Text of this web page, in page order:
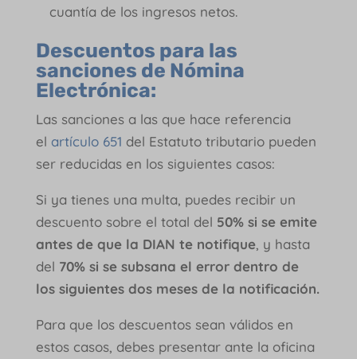
cuantía de los ingresos netos.
Descuentos para las
sanciones de Nómina
Electrónica:
Las sanciones a las que hace referencia
el artículo 651 del Estatuto tributario pueden
ser reducidas en los siguientes casos:
Si ya tienes una multa, puedes recibir un
descuento sobre el total del 50% si se emite
antes de que la DIAN te notifique, y hasta
del 70% si se subsana el error dentro de
los siguientes dos meses de la notificación.
Para que los descuentos sean válidos en
estos casos, debes presentar ante la oficina